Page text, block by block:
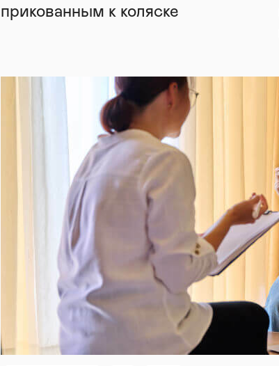
прикованным к коляске